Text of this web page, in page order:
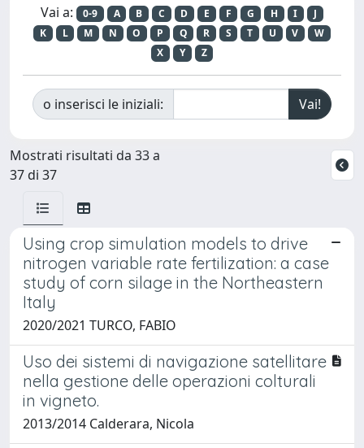
Vai a: 0-9 A B C D E F G H I
J
K
L M N O P Q R S T U V
W
X
Y Z
o inserisci le iniziali:
Mostrati risultati da 33 a
37 di 37
Using crop simulation models to drive
nitrogen variable rate fertilization: a case
study of corn silage in the Northeastern
Italy
2020/2021 TURCO, FABIO
Uso dei sistemi di navigazione satellitare
nella gestione delle operazioni colturali
in vigneto.
2013/2014 Calderara, Nicola